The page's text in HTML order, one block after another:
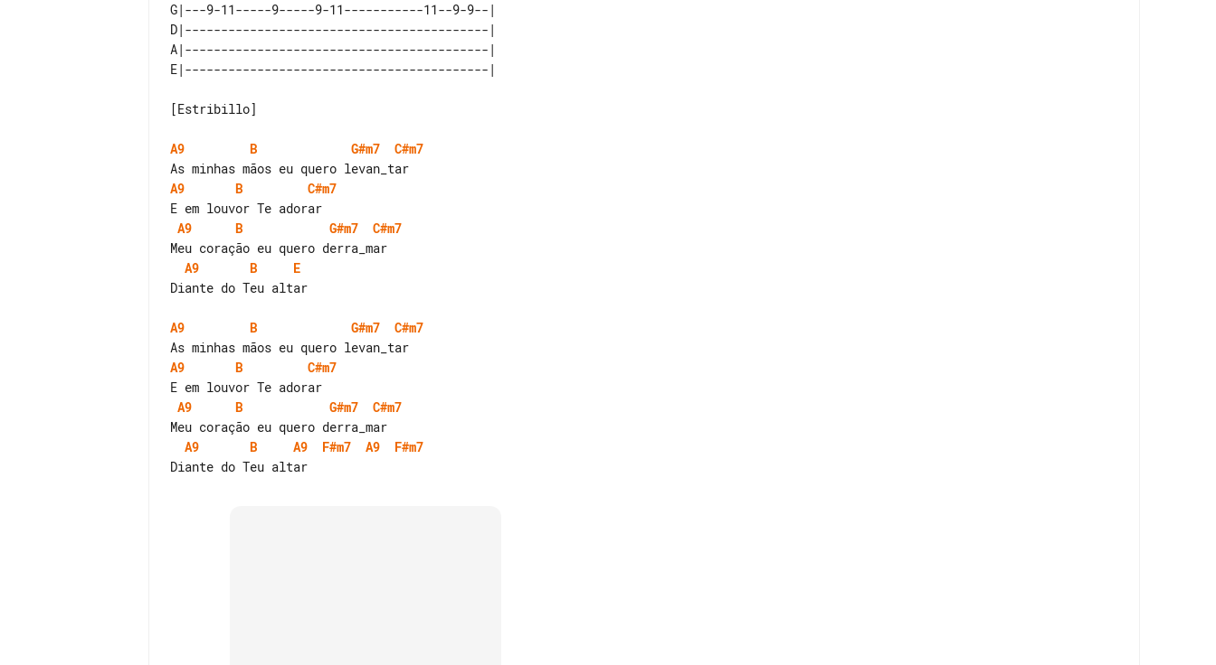
G|---9-11-----9-----9-11-----------11--9-9--|
D|------------------------------------------|
A|------------------------------------------|
[Estribillo]
A9 B G#m7
C#m7
A9
B
C#m7
A9
B G#m7
C#m7
A9
B
E
Diante do Teu altar
A9 B G#m7
C#m7
A9
B
C#m7
A9
B G#m7
C#m7
A9
B A9 F#m7 A9
F#m7